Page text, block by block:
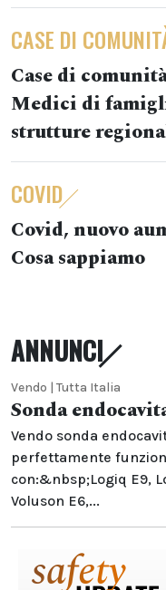
CASE DI
Case di
Medici di
strutture
COVID
Covid, nuovo
Cosa sappiamo
ANNUNCI
Vendo | Tutta Italia
Sonda
Vendo sonda
perfettamente
con:&nbsp;Logiq E9,
Voluson E6,...